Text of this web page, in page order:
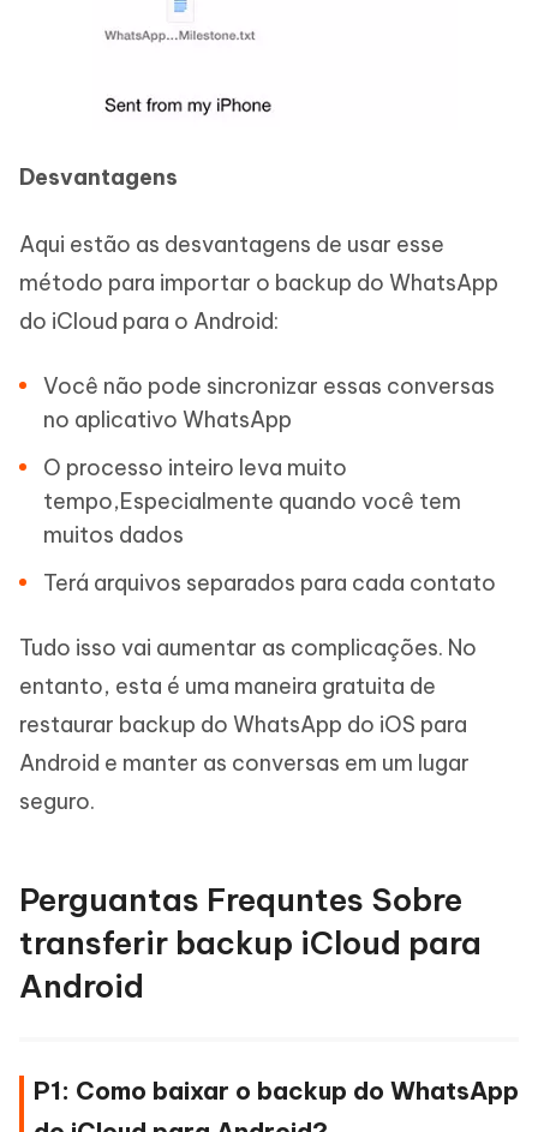
Desvantagens
Aqui estão as desvantagens de usar esse
método para importar o backup do WhatsApp
do iCloud para o Android:
Você não pode sincronizar essas conversas
no aplicativo WhatsApp
O processo inteiro leva muito
tempo,Especialmente quando você tem
muitos dados
Terá arquivos separados para cada contato
Tudo isso vai aumentar as complicações. No
entanto, esta é uma maneira gratuita de
restaurar backup do WhatsApp do iOS para
Android e manter as conversas em um lugar
seguro.
Perguantas Frequntes Sobre
transferir backup iCloud para
Android
P1: Como baixar o backup do WhatsApp